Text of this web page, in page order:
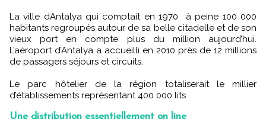
La ville dAntalya qui comptait en 1970 à peine 100 000
habitants regroupés autour de sa belle citadelle et de son
vieux port en compte plus du million aujourd’hui.
L’aéroport d’Antalya a accueilli en 2010 près de 12 millions
de passagers séjours et circuits.
Le parc hôtelier de la région totaliserait le millier
d’établissements représentant 400 000 lits.
Une distribution essentiellement on line